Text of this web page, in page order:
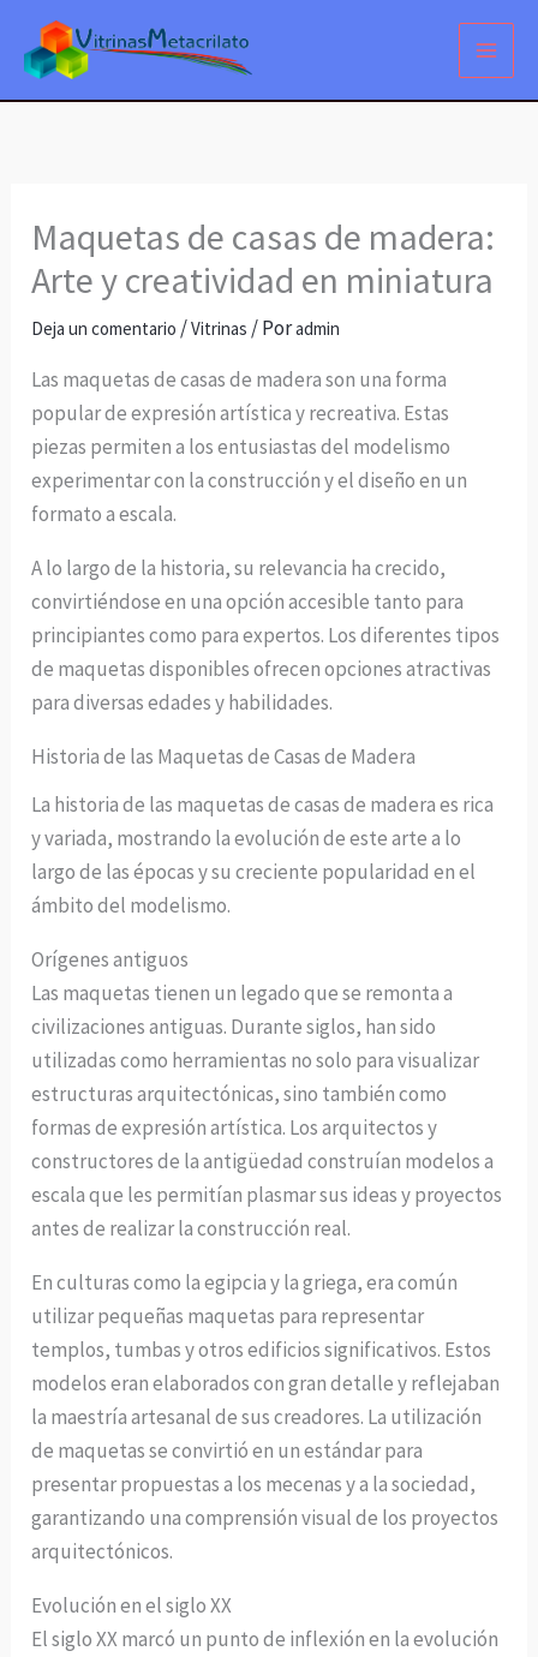
contenido
Maquetas de casas de madera:
Arte y creatividad en miniatura
Deja un comentario /Vitrinas / Poradmin
Las maquetas de casas de madera son una forma
popular de expresión artística y recreativa. Estas
piezas permiten a los entusiastas del modelismo
experimentar con la construcción y el diseño en un
formato a escala.
A lo largo de la historia, su relevancia ha crecido,
convirtiéndose en una opción accesible tanto para
principiantes como para expertos. Los diferentes tipos
de maquetas disponibles ofrecen opciones atractivas
para diversas edades y habilidades.
Historia de las Maquetas de Casas de Madera
La historia de las maquetas de casas de madera es rica
y variada, mostrando la evolución de este arte a lo
largo de las épocas y su creciente popularidad en el
ámbito del modelismo.
Orígenes antiguos
Las maquetas tienen un legado que se remonta a
civilizaciones antiguas. Durante siglos, han sido
utilizadas como herramientas no solo para visualizar
estructuras arquitectónicas, sino también como
formas de expresión artística. Los arquitectos y
constructores de la antigüedad construían modelos a
escala que les permitían plasmar sus ideas y proyectos
antes de realizar la construcción real.
En culturas como la egipcia y la griega, era común
utilizar pequeñas maquetas para representar
templos, tumbas y otros edificios significativos. Estos
modelos eran elaborados con gran detalle y reflejaban
la maestría artesanal de sus creadores. La utilización
de maquetas se convirtió en un estándar para
presentar propuestas a los mecenas y a la sociedad,
garantizando una comprensión visual de los proyectos
arquitectónicos.
Evolución en el siglo XX
El siglo XX marcó un punto de inflexión en la evolución